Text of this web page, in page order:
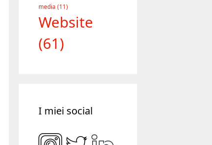
media (11)
Website
(61)
I miei social